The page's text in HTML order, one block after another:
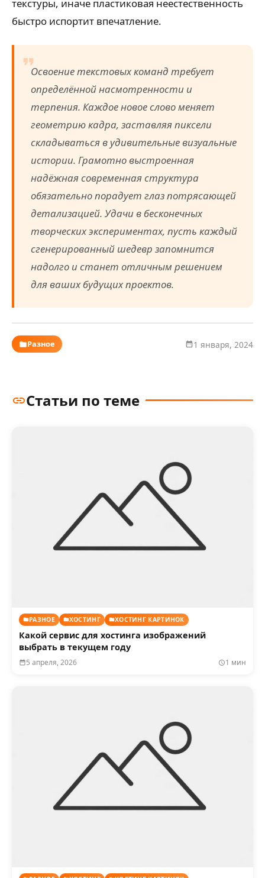
текстуры, иначе пластиковая неестественность
быстро испортит впечатление.
Освоение текстовых команд требует
определённой насмотренности и
терпения. Каждое новое слово меняет
геометрию кадра, заставляя пиксели
складываться в удивительные визуальные
истории. Грамотно выстроенная
надёжная современная структура
обязательно порадует глаз потрясающей
детализацией. Удачи в бесконечных
творческих экспериментах, пусть каждый
сгенерированный шедевр запомнится
надолго и станет отличным решением
для ваших будущих проектов.
Разное 1 января, 2024
Статьи по теме
РАЗНОЕ ХОСТИНГ ХОСТИНГ КАРТИНОК
Какой сервис для хостинга изображений
выбрать в текущем году
5 апреля, 2026 1 мин